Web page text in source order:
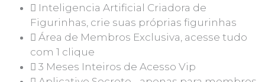
Inteligencia Artificial Criadora de
Figurinhas, crie suas próprias figurinhas
Área de Membros Exclusiva, acesse tudo
com 1 clique
3 Meses Inteiros de Acesso Vip